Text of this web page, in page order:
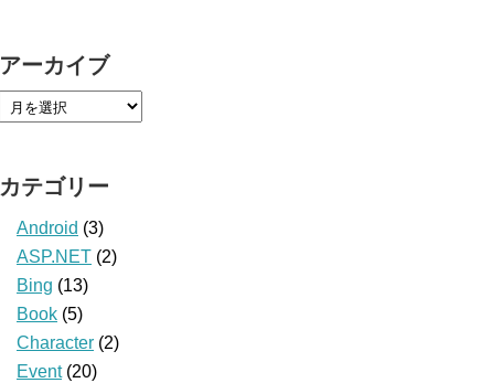
アーカイブ
カテゴリー
Android (3)
ASP.NET (2)
Bing (13)
Book (5)
Character (2)
Event(20)